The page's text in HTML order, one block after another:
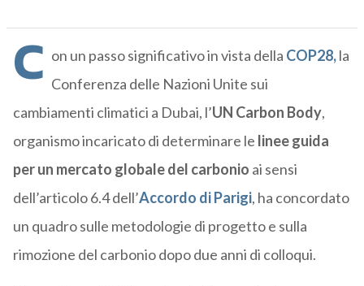
C on un passo significativo in vista della COP28,la
Conferenza delle Nazioni Unite sui
cambiamenti climatici a Dubai, l’UN Carbon Body,
organismo incaricato di determinare le linee guida
per un mercato globale del carbonio ai sensi
dell’articolo 6.4 dell’Accordo di Parigi, ha concordato
un quadro sulle metodologie di progetto e sulla
rimozione del carbonio dopo due anni di colloqui.